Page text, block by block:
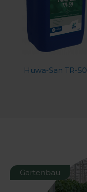
Huwa-San TR-50
Gartenbau